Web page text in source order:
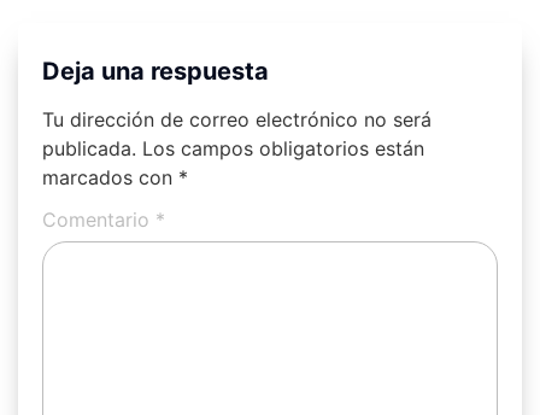
Deja una respuesta
Tu dirección de correo electrónico no será
publicada. Los campos obligatorios están
marcados con *
Comentario *